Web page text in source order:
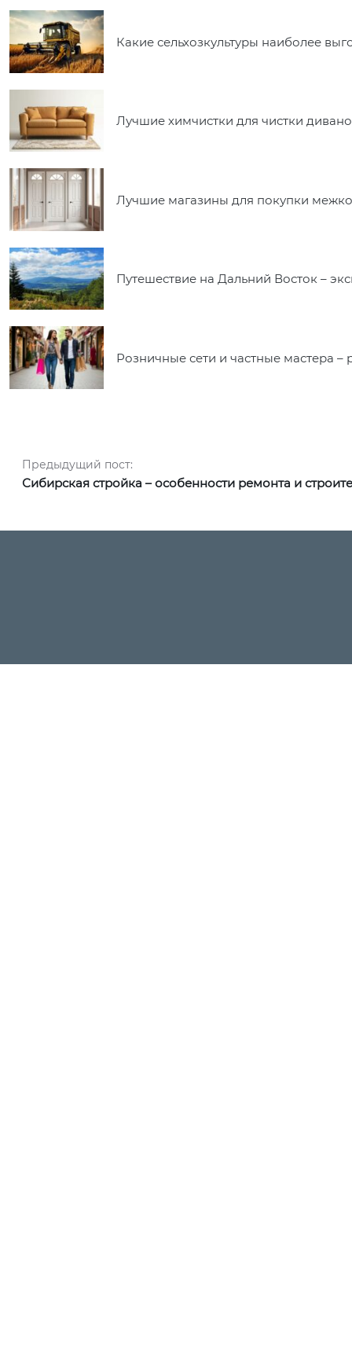
Какие сельхозкультуры наиболее
Лучшие химчистки для чистки
Лучшие магазины для покупки
Путешествие на Дальний Восток –
Розничные сети и частные мастера –
Навигация по записям
Предыдущий пост:
Предыдущий пост:
Сибирская стройка – особенности ремонта и